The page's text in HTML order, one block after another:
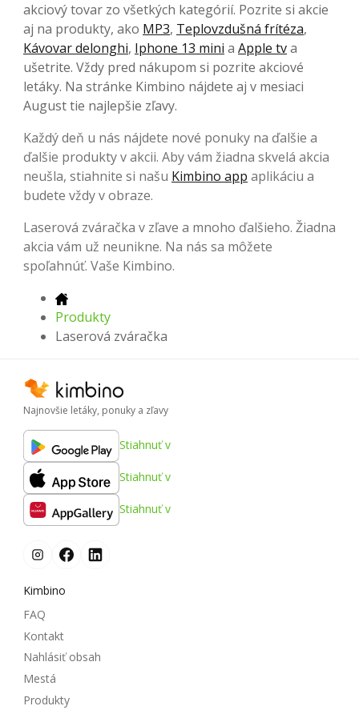
akciový tovar zo všetkých kategórií. Pozrite si akcie
aj na produkty, ako MP3, Teplovzdušná frítéza,
Kávovar delonghi, Iphone 13 mini a Apple tva
ušetrite. Vždy pred nákupom si pozrite akciové
letáky. Na stránke Kimbino nájdete aj v mesiaci
August tie najlepšie zľavy.
Každý deň u nás nájdete nové ponuky na ďalšie a
ďalšie produkty v akcii. Aby vám žiadna skvelá akcia
neušla, stiahnite si našu Kimbino app aplikáciu a
budete vždy v obraze.
Laserová zváračka v zľave a mnoho ďalšieho. Žiadna
akcia vám už neunikne. Na nás sa môžete
spoľahnúť. Vaše Kimbino.
Produkty
Laserová zváračka
Najnovšie letáky, ponuky a zľavy
Stiahnuť v
Stiahnuť v
Stiahnuť v
Kimbino
FAQ
Kontakt
Nahlásiť obsah
Mestá
Produkty